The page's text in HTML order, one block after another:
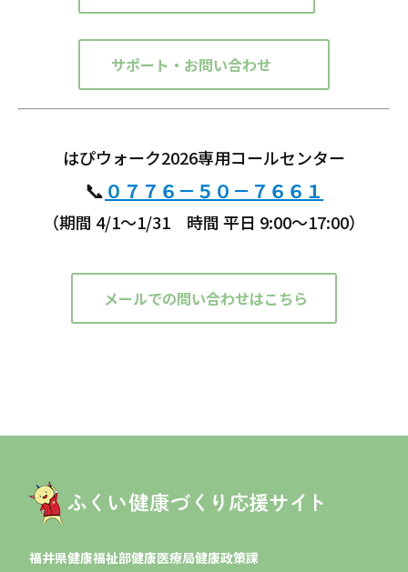
サポート・お問い合わせ
はぴウォーク2026専用コールセンター
📞 ０７７６－５０－７６６１
（期間 4/1～1/31 時間 平日 9:00～17:00）
メールでの問い合わせはこちら
福井県健康福祉部健康医療局健康政策課